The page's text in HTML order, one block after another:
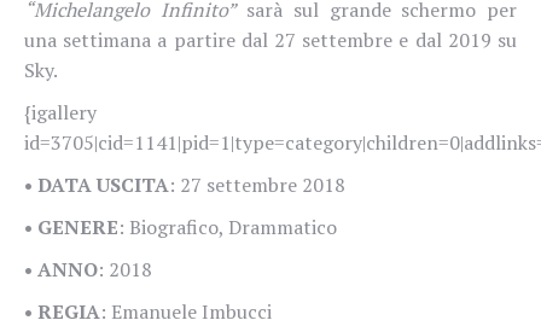
“Michelangelo Infinito”sarà sul grande schermo per
una settimana a partire dal 27 settembre e dal 2019 su
Sky.
{igallery
• DATA USCITA: 27 settembre 2018
• GENERE: Biografico, Drammatico
• ANNO: 2018
• REGIA: Emanuele Imbucci